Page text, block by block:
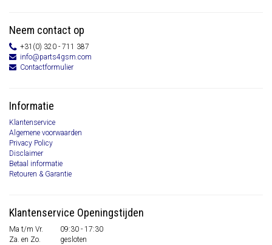
Neem contact op
+31(0) 320 - 711 387
info@parts4gsm.com
Contactformulier
Informatie
Klantenservice
Algemene voorwaarden
Privacy Policy
Disclaimer
Betaal informatie
Retouren & Garantie
Klantenservice Openingstijden
Ma t/m Vr.
09:30 - 17:30
Za. en Zo.
gesloten